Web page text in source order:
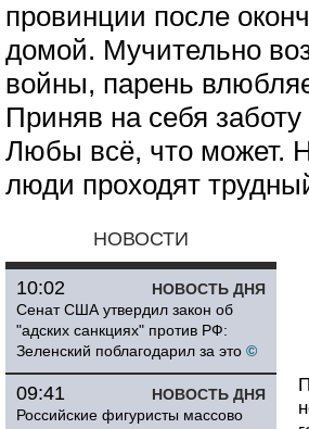
провинции после
домой. Мучительно
войны, парень
Приняв на себя
Любы всё, что может.
люди проходят
НОВОСТИ
НОВОСТЬ ДНЯ
10:02
Сенат США утвердил закон об
"адских санкциях" против РФ:
Зеленский поблагодарил за это ©
НОВОСТЬ ДНЯ
09:41
Российские фигуристы массово